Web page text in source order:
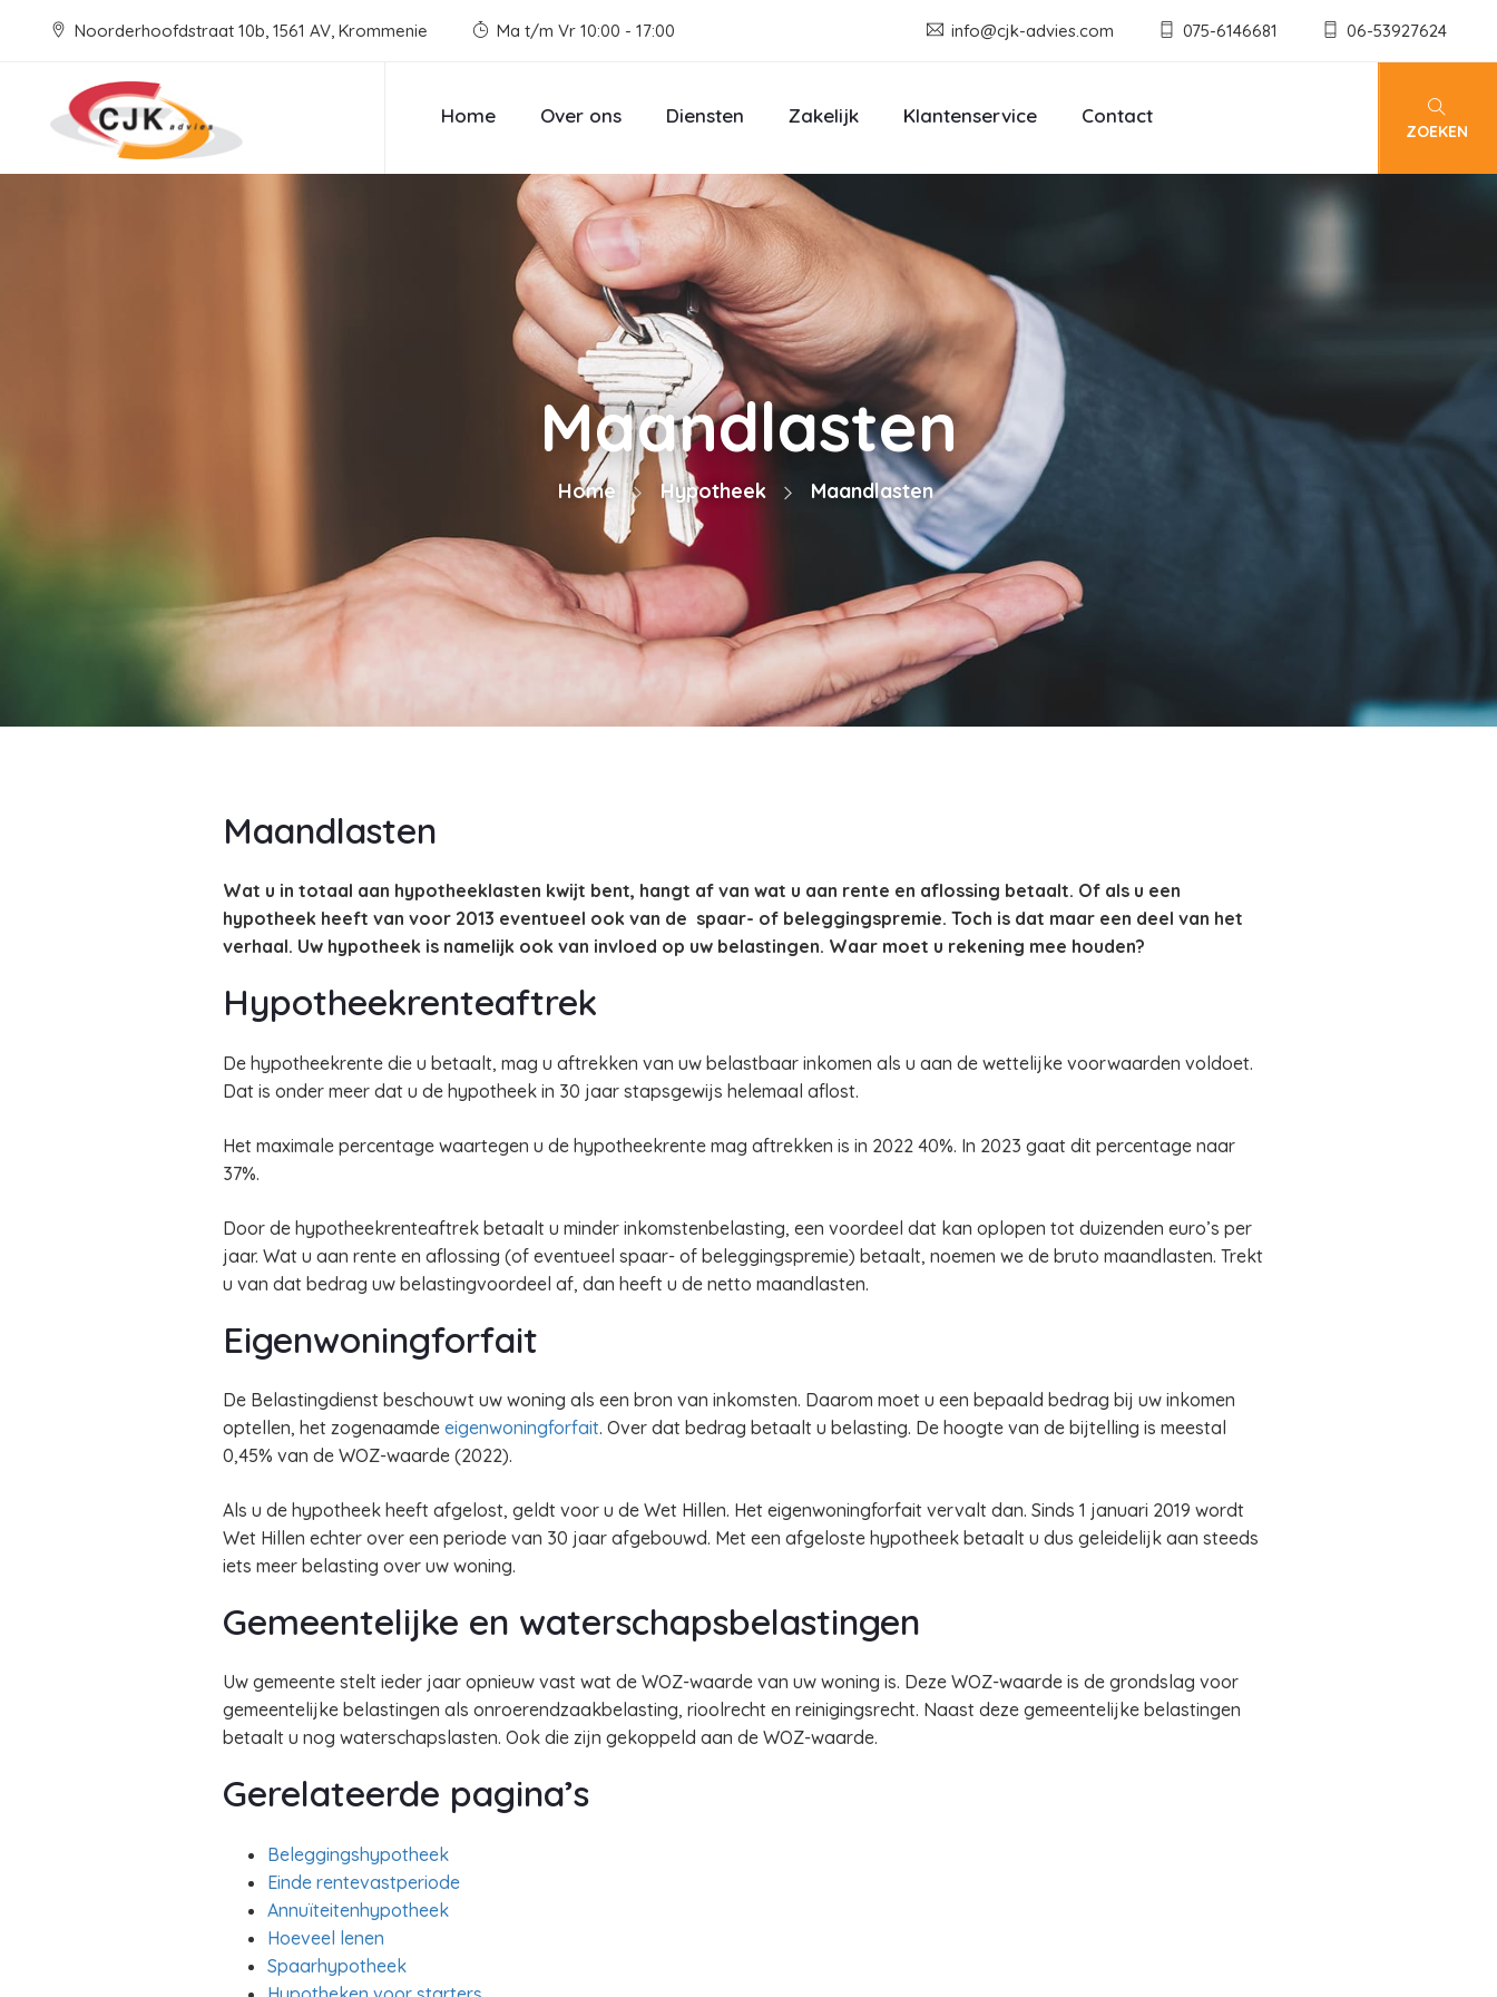
Noorderhoofdstraat 10b, 1561 AV, Krommenie Ma t/m Vr 10:00 - 17:00 info@cjk-advies.com 075-6146681 06-53927624
Home Over ons Diensten Zakelijk Klantenservice Contact
ZOEKEN
Maandlasten
Home Hypotheek Maandlasten
Maandlasten
Wat u in totaal aan hypotheeklasten kwijt bent, hangt af van wat u aan rente en aflossing betaalt. Of als u een
hypotheek heeft van voor 2013 eventueel ook van de spaar- of beleggingspremie. Toch is dat maar een deel van het
verhaal. Uw hypotheek is namelijk ook van invloed op uw belastingen. Waar moet u rekening mee houden?
Hypotheekrenteaftrek
De hypotheekrente die u betaalt, mag u aftrekken van uw belastbaar inkomen als u aan de wettelijke voorwaarden voldoet.
Dat is onder meer dat u de hypotheek in 30 jaar stapsgewijs helemaal aflost.
Het maximale percentage waartegen u de hypotheekrente mag aftrekken is in 2022 40%. In 2023 gaat dit percentage naar
37%.
Door de hypotheekrenteaftrek betaalt u minder inkomstenbelasting, een voordeel dat kan oplopen tot duizenden euro’s per
jaar. Wat u aan rente en aflossing (of eventueel spaar- of beleggingspremie) betaalt, noemen we de bruto maandlasten. Trekt
u van dat bedrag uw belastingvoordeel af, dan heeft u de netto maandlasten.
Eigenwoningforfait
De Belastingdienst beschouwt uw woning als een bron van inkomsten. Daarom moet u een bepaald bedrag bij uw inkomen
optellen, het zogenaamde eigenwoningforfait. Over dat bedrag betaalt u belasting. De hoogte van de bijtelling is meestal
0,45% van de WOZ-waarde (2022).
Als u de hypotheek heeft afgelost, geldt voor u de Wet Hillen. Het eigenwoningforfait vervalt dan. Sinds 1 januari 2019 wordt
Wet Hillen echter over een periode van 30 jaar afgebouwd. Met een afgeloste hypotheek betaalt u dus geleidelijk aan steeds
iets meer belasting over uw woning.
Gemeentelijke en waterschapsbelastingen
Uw gemeente stelt ieder jaar opnieuw vast wat de WOZ-waarde van uw woning is. Deze WOZ-waarde is de grondslag voor
gemeentelijke belastingen als onroerendzaakbelasting, rioolrecht en reinigingsrecht. Naast deze gemeentelijke belastingen
betaalt u nog waterschapslasten. Ook die zijn gekoppeld aan de WOZ-waarde.
Gerelateerde pagina’s
Beleggingshypotheek
Einde rentevastperiode
Annuïteitenhypotheek
Hoeveel lenen
Spaarhypotheek